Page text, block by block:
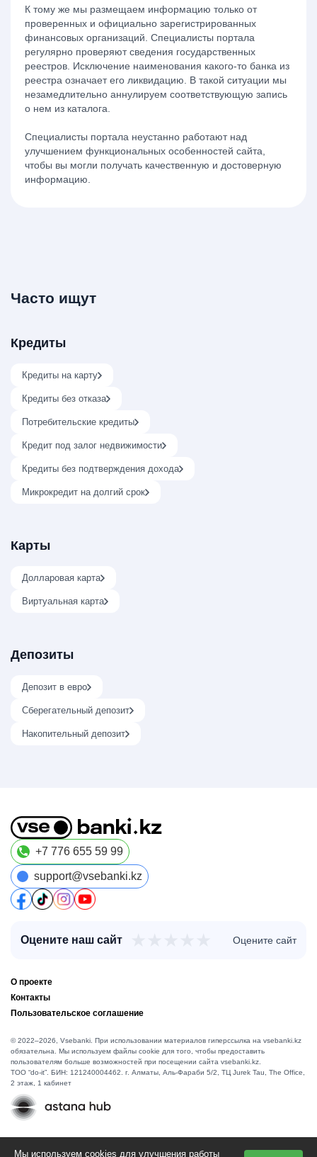
К тому же мы размещаем информацию только от
проверенных и официально зарегистрированных
финансовых организаций. Специалисты портала
регулярно проверяют сведения государственных
реестров. Исключение наименования какого-то банка из
реестра означает его ликвидацию. В такой ситуации мы
незамедлительно аннулируем соответствующую запись
о нем из каталога.
Специалисты портала неустанно работают над
улучшением функциональных особенностей сайта,
чтобы вы могли получать качественную и достоверную
информацию.
Часто ищут
Кредиты
Кредиты на карту
Кредиты без отказа
Потребительские кредиты
Кредит под залог недвижимости
Кредиты без подтверждения дохода
Микрокредит на долгий срок
Карты
Долларовая карта
Виртуальная карта
Депозиты
Депозит в евро
Сберегательный депозит
Накопительный депозит
+7 776 655 59 99
support@vsebanki.kz
Оцените наш сайт Оцените сайт
О проекте
Контакты
Пользовательское соглашение
© 2022–2026, Vsebanki. При использовании материалов гиперссылка на vsebanki.kz
обязательна. Мы используем файлы cookie для того, чтобы предоставить
пользователям больше возможностей при посещении сайта vsebanki.kz.
TOO “do-it”. БИН: 121240004462. г. Алматы, ​Аль-Фараби 5/2, ТЦ Jurek Tau, The Office,
2 этаж, 1 кабинет
Мы используем cookies для улучшения работы